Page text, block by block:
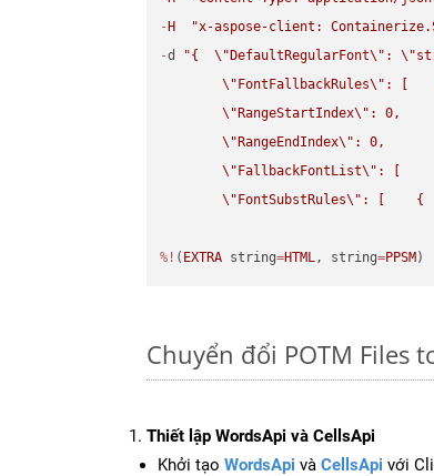
- H
"x-aspose-client:
-d "{ \" DefaultRegularFont\" : \"
\" FontFallbackRules\" : [
\" RangeStartIndex\" : 0,
\" RangeEndIndex\" : 0,
\" FallbackFontList\" :
\" FontSubstRules\" : [
%! ( EXTRA string=HTML, string=PPSM )
Chuyển đổi POTM Files
Thiết lập WordsApi và CellsApi
Khởi tạo WordsApi và CellsApi với